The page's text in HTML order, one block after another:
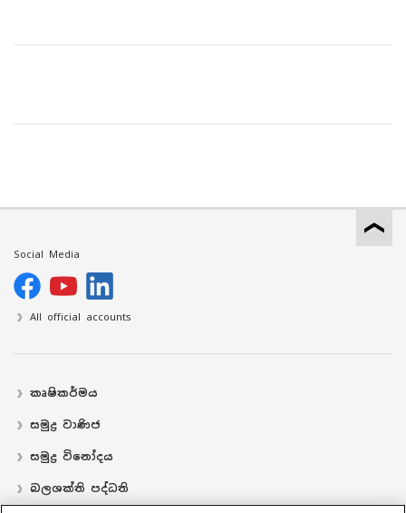
Social Media
All official accounts
කෘෂිකර්මය
සමුද්‍ර වාණිජ
සමුද්‍ර විනෝදය
බලශක්ති පද්ධති